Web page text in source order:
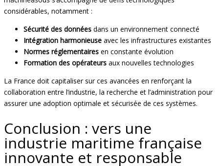
considérables, notamment :
Sécurité des données dans un environnement connecté
Intégration harmonieuse avec les infrastructures existantes
Normes réglementaires en constante évolution
Formation des opérateurs aux nouvelles technologies
La France doit capitaliser sur ces avancées en renforçant la
collaboration entre l’industrie, la recherche et l’administration pour
assurer une adoption optimale et sécurisée de ces systèmes.
Conclusion : vers une
industrie maritime française
innovante et responsable